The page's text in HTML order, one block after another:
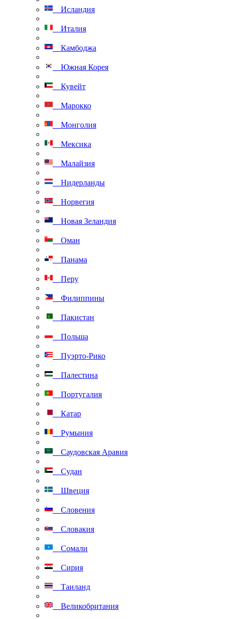
Исландия
Италия
Камбоджа
Южная Корея
Кувейт
Марокко
Монголия
Мексика
Малайзия
Нидерланды
Норвегия
Новая Зеландия
Оман
Панама
Перу
Филиппины
Пакистан
Польша
Пуэрто-Рико
Палестина
Португалия
Катар
Румыния
Саудовская Аравия
Судан
Швеция
Словения
Словакия
Сомали
Сирия
Таиланд
Великобритания